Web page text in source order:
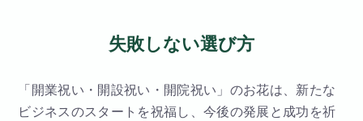
失敗しない選び方
「開業祝い・開設祝い・開院祝い」のお花は、新たな
ビジネスのスタートを祝福し、今後の発展と成功を祈